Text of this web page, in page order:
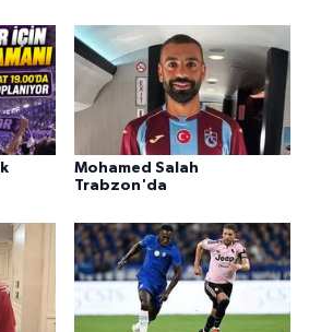
Mohamed Salah
Trabzon'da